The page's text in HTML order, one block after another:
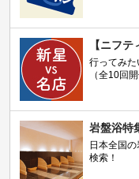
【ニフ
行ってみた
（全10回
岩盤浴特
日本全国
検索！